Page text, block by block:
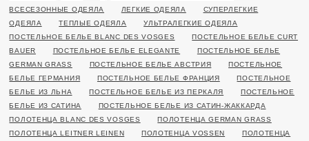
ВСЕСЕЗОННЫЕ ОДЕЯЛА
ЛЕГКИЕ ОДЕЯЛА
СУПЕРЛЕГКИЕ
ОДЕЯЛА
ТЕПЛЫЕ ОДЕЯЛА
УЛЬТРАЛЕГКИЕ ОДЕЯЛА
ПОСТЕЛЬНОЕ БЕЛЬЕ BLANC DES VOSGES
ПОСТЕЛЬНОЕ БЕЛЬЕ CURT
BAUER
ПОСТЕЛЬНОЕ БЕЛЬЕ ELEGANTE
ПОСТЕЛЬНОЕ БЕЛЬЕ
GERMAN GRASS
ПОСТЕЛЬНОЕ БЕЛЬЕ АВСТРИЯ
ПОСТЕЛЬНОЕ
БЕЛЬЕ ГЕРМАНИЯ
ПОСТЕЛЬНОЕ БЕЛЬЕ ФРАНЦИЯ
ПОСТЕЛЬНОЕ
БЕЛЬЕ ИЗ ЛЬНА
ПОСТЕЛЬНОЕ БЕЛЬЕ ИЗ ПЕРКАЛЯ
ПОСТЕЛЬНОЕ
БЕЛЬЕ ИЗ САТИНА
ПОСТЕЛЬНОЕ БЕЛЬЕ ИЗ САТИН-ЖАККАРДА
ПОЛОТЕНЦА BLANC DES VOSGES
ПОЛОТЕНЦА GERMAN GRASS
ПОЛОТЕНЦА LEITNER LEINEN
ПОЛОТЕНЦА VOSSEN
ПОЛОТЕНЦА